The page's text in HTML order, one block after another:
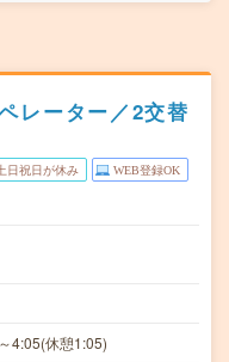
レーター／2交替
日祝日が休み WEB登録OK
4:05(休憩1:05)